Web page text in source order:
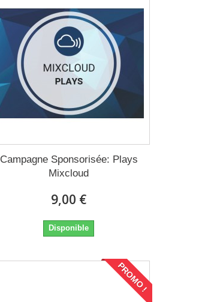
Campagne Sponsorisée: Plays
Mixcloud
9,00 €
Disponible
PROMO !